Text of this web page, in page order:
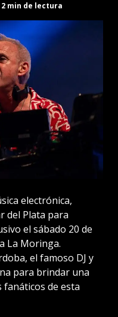
2 min de lectura
electrónica,
del Plata para
el sábado 20 de
La Moringa.
el famoso DJ y
para brindar una
de esta